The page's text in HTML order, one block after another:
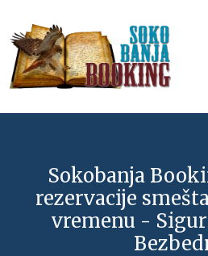
Sokobanja
rezervacije
vremenu -